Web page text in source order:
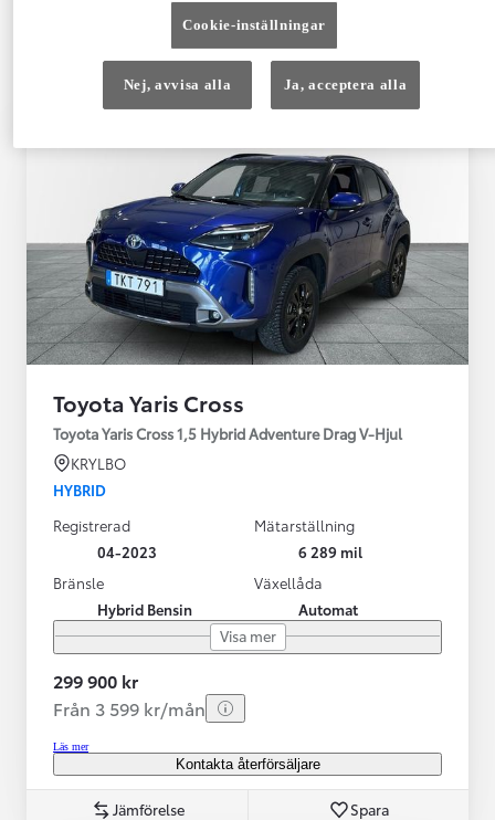
12 månaders vägassistans
Toyota Yaris Cross
Toyota Yaris Cross 1,5 Hybrid Adventure Drag V-Hjul
KRYLBO
HYBRID
Registrerad
04-2023
Mätarställning
6 289 mil
Bränsle
Hybrid Bensin
Växellåda
Automat
Visa mer
299 900 kr
Från 3 599 kr/mån
Läs mer
Kontakta återförsäljare
Jämförelse Spara
Cookie-inställningar
Nej, avvisa alla Ja, acceptera alla